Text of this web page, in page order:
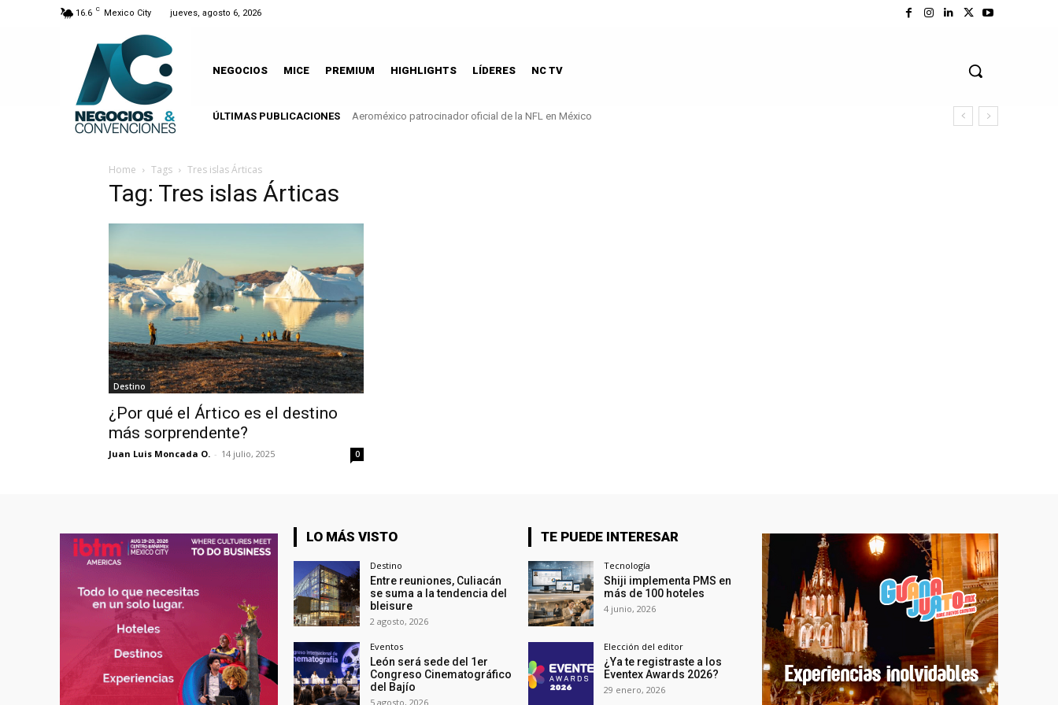
16.6 C Mexico City jueves, agosto 6, 2026
NEGOCIOS MICE PREMIUM HIGHLIGHTS LÍDERES NC TV
ÚLTIMAS PUBLICACIONES Aeroméxico patrocinador oficial de la NFL en México
Home Tags Tres islas Árticas
Tag: Tres islas Árticas
Destino
¿Por qué el Ártico es el destino
más sorprendente?
Juan Luis Moncada O. - 14 julio, 2025 0
LO MÁS VISTO
Destino
Entre reuniones, Culiacán
se suma a la tendencia del
bleisure
2 agosto, 2026
Eventos
León será sede del 1er
Congreso Cinematográfico
del Bajío
5 agosto, 2026
TE PUEDE INTERESAR
Tecnología
Shiji implementa PMS en
más de 100 hoteles
4 junio, 2026
Elección del editor
¿Ya te registraste a los
Eventex Awards 2026?
29 enero, 2026